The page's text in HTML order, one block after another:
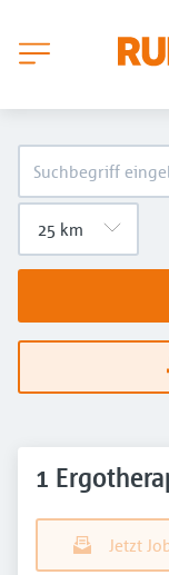
1
Jetzt